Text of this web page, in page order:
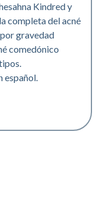
Kindred y
completa del acné
gravedad
comedónico
español.